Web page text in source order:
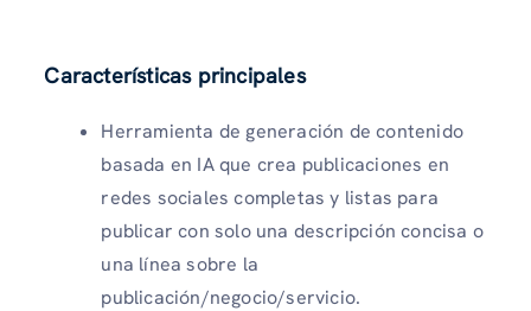
Características principales
Herramienta de generación de contenido
basada en IA que crea publicaciones en
redes sociales completas y listas para
publicar con solo una descripción concisa o
una línea sobre la
publicación/negocio/servicio.